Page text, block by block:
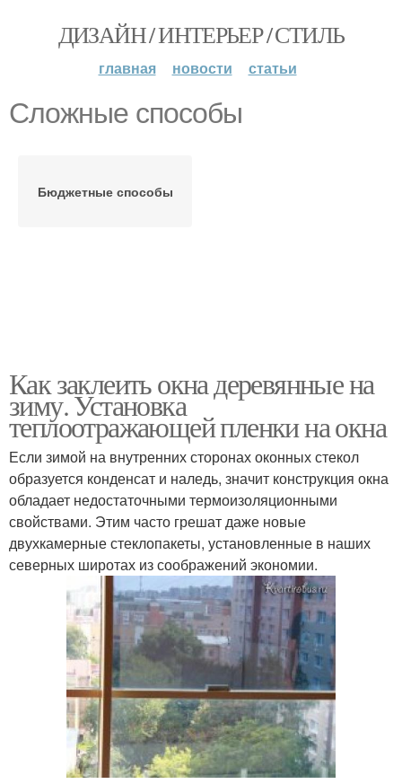
ДИЗАЙН / ИНТЕРЬЕР / СТИЛЬ
главная новости статьи
Сложные способы
Бюджетные способы
Как заклеить окна деревянные на
зиму. Установка
теплоотражающей пленки на окна
Если зимой на внутренних сторонах оконных стекол
образуется конденсат и наледь, значит конструкция окна
обладает недостаточными термоизоляционными
свойствами. Этим часто грешат даже новые
двухкамерные стеклопакеты, установленные в наших
северных широтах из соображений экономии.